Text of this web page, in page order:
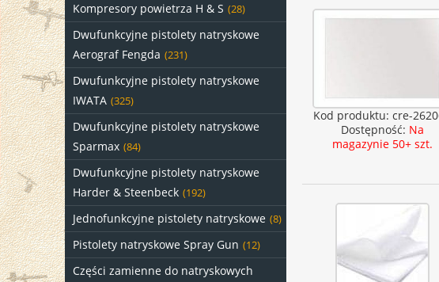
Kompresory powietrza H & S (28)
Dwufunkcyjne pistolety natryskowe
Aerograf Fengda (231)
Dwufunkcyjne pistolety natryskowe
IWATA (325)
Dwufunkcyjne pistolety natryskowe
Sparmax (84)
Dwufunkcyjne pistolety natryskowe
Harder & Steenbeck (192)
Jednofunkcyjne pistolety natryskowe (8)
Pistolety natryskowe Spray Gun (12)
Części zamienne do natryskowych
Kod produktu: cre-
Dostępność: Na
magazynie 50+ szt.